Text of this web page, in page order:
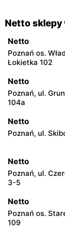
Netto sklepy
Netto
Poznań os.
Łokietka 102
Netto
Poznań, ul.
104a
Netto
Poznań, ul.
Netto
Poznań, ul.
3-5
Netto
Poznań os.
109